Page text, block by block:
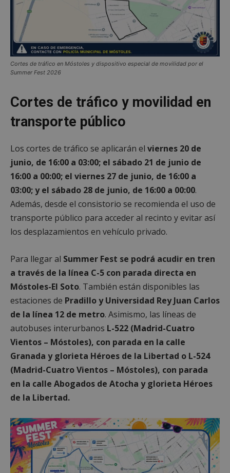
Cortes de tráfico en Móstoles y dispositivo especial de movilidad por el
Summer Fest 2026
Cortes de tráfico y movilidad en
transporte público
Los cortes de tráfico se aplicarán el viernes 20 de
junio, de 16:00 a 03:00; el sábado 21 de junio de
16:00 a 00:00; el viernes 27 de junio, de 16:00 a
03:00; y el sábado 28 de junio, de 16:00 a 00:00.
Además, desde el consistorio se recomienda el uso de
transporte público para acceder al recinto y evitar así
los desplazamientos en vehículo privado.
Para llegar al Summer Fest se podrá acudir en tren
a través de la línea C-5 con parada directa en
Móstoles-El Soto. También están disponibles las
estaciones de Pradillo y Universidad Rey Juan Carlos
de la línea 12 de metro. Asimismo, las líneas de
autobuses interurbanos L-522 (Madrid-Cuatro
Vientos – Móstoles), con parada en la calle
Granada y glorieta Héroes de la Libertad o L-524
(Madrid-Cuatro Vientos – Móstoles), con parada
en la calle Abogados de Atocha y glorieta Héroes
de la Libertad.